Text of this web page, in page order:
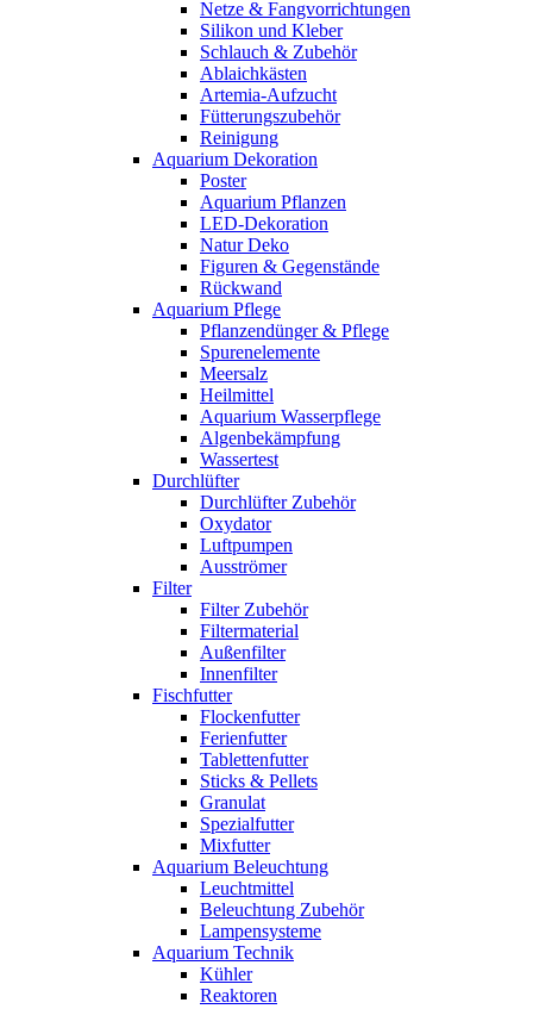
Netze & Fangvorrichtungen
Silikon und Kleber
Schlauch & Zubehör
Ablaichkästen
Artemia-Aufzucht
Fütterungszubehör
Reinigung
Aquarium Dekoration
Poster
Aquarium Pflanzen
LED-Dekoration
Natur Deko
Figuren & Gegenstände
Rückwand
Aquarium Pflege
Pflanzendünger & Pflege
Spurenelemente
Meersalz
Heilmittel
Aquarium Wasserpflege
Algenbekämpfung
Wassertest
Durchlüfter
Durchlüfter Zubehör
Oxydator
Luftpumpen
Ausströmer
Filter
Filter Zubehör
Filtermaterial
Außenfilter
Innenfilter
Fischfutter
Flockenfutter
Ferienfutter
Tablettenfutter
Sticks & Pellets
Granulat
Spezialfutter
Mixfutter
Aquarium Beleuchtung
Leuchtmittel
Beleuchtung Zubehör
Lampensysteme
Aquarium Technik
Kühler
Reaktoren